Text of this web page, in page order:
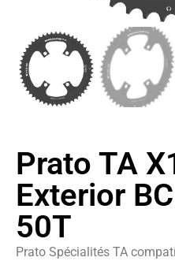
Prato TA
Exterior
50T
Prato Spécialités TA